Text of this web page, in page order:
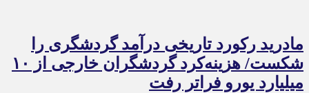
مادرید رکورد تاریخی درآمد گردشگری را
شکست/ هزینه‌کرد گردشگران خارجی از ۱۰
میلیارد یورو فراتر رفت